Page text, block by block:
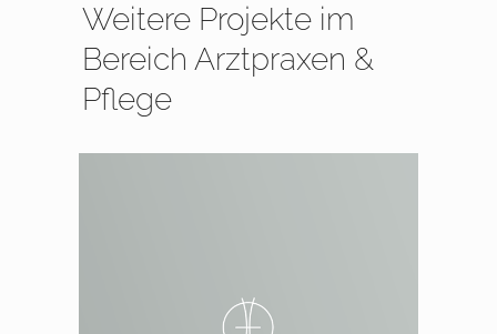
Weitere Projekte im
Bereich Arztpraxen &
Pflege
1998 Berlin Neukölln